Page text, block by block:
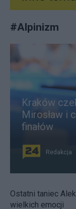
#Alpinizm
Kraków
Mirosław i
finałów
Redakcja
Ostatni taniec
wielkich emocji